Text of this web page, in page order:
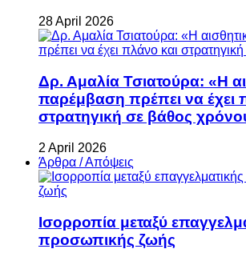
28 April 2026
Δρ. Αμαλία Τσιατούρα: «Η
παρέμβαση πρέπει να έχει
στρατηγική σε βάθος
2 April 2026
Άρθρα / Απόψεις
Ισορροπία μεταξύ
προσωπικής ζωής